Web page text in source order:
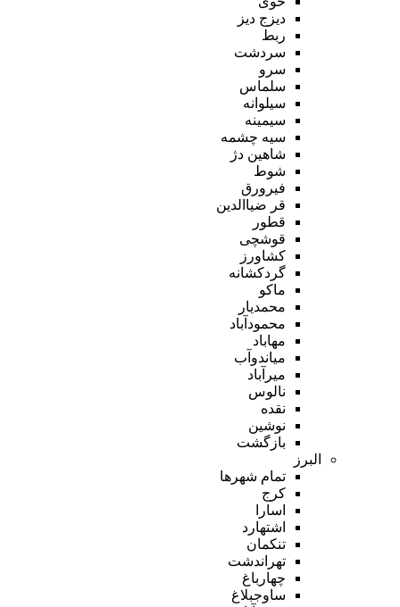
دیزج دیز
ربط
سردشت
سرو
سلماس
سیلوانه
سیمینه
سیه چشمه
شاهین دژ
شوط
فیرورق
قر ضیاالدین
قطور
قوشچی
کشاورز
گردکشانه
ماکو
محمدیار
محمودآباد
مهاباد
میاندوآب
میرآباد
نالوس
نقده
نوشین
بازگشت
البرز
تمام شهر‌ها
کرج
اسارا
اشتهارد
تنکمان
تهراندشت
چهارباغ
ساوجبلاغ